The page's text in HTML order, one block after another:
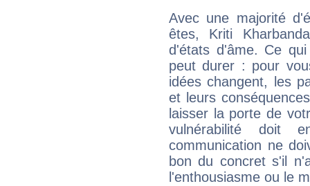
Avec une majorité
êtes, Kriti
d'états d'âme. Ce
peut durer : pour
idées changent, les
et leurs
laisser la porte de
vulnérabilité doit
communication ne
bon du concret s'il
l'enthousiasme ou le